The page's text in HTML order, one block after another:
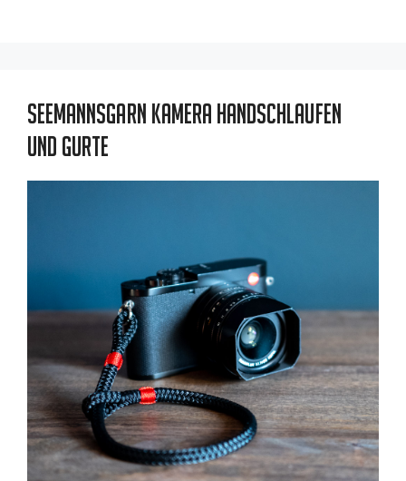
Seemannsgarn Kamera Handschlaufen
und Gurte